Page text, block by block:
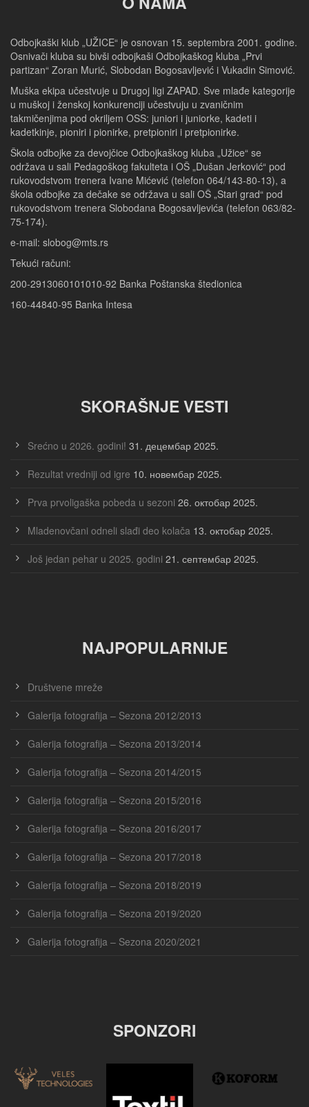
Odbojkaški klub „UŽICE“ je osnovan 15. septembra 2001. godine.
Osnivači kluba su bivši odbojkaši Odbojkaškog kluba „Prvi
partizan“ Zoran Murić, Slobodan Bogosavljević i Vukadin Simović.
Muška ekipa učestvuje u Drugoj ligi ZAPAD. Sve mlađe kategorije
u muškoj i ženskoj konkurenciji učestvuju u zvaničnim
takmičenjima pod okriljem OSS: juniori i juniorke, kadeti i
kadetkinje, pioniri i pionirke, pretpioniri i pretpionirke.
Škola odbojke za devojčice Odbojkaškog kluba „Užice“ se
održava u sali Pedagoškog fakulteta i OŠ „Dušan Jerković“ pod
rukovodstvom trenera Ivane Mićević (telefon 064/143-80-13), a
škola odbojke za dečake se održava u sali OŠ „Stari grad“ pod
rukovodstvom trenera Slobodana Bogosavljevića (telefon 063/82-
75-174).
e-mail: slobog@mts.rs
Tekući računi:
200-2913060101010-92 Banka Poštanska štedionica
160-44840-95 Banka Intesa
SKORAŠNJE VESTI
Srećno u 2026. godini! 31. децембар 2025.
Rezultat vredniji od igre 10. новембар 2025.
Prva prvoligaška pobeda u sezoni 26. октобар 2025.
Mladenovčani odneli slađi deo kolača 13. октобар 2025.
Još jedan pehar u 2025. godini 21. септембар 2025.
NAJPOPULARNIJE
Društvene mreže
Galerija fotografija – Sezona 2012/2013
Galerija fotografija – Sezona 2013/2014
Galerija fotografija – Sezona 2014/2015
Galerija fotografija – Sezona 2015/2016
Galerija fotografija – Sezona 2016/2017
Galerija fotografija – Sezona 2017/2018
Galerija fotografija – Sezona 2018/2019
Galerija fotografija – Sezona 2019/2020
Galerija fotografija – Sezona 2020/2021
SPONZORI